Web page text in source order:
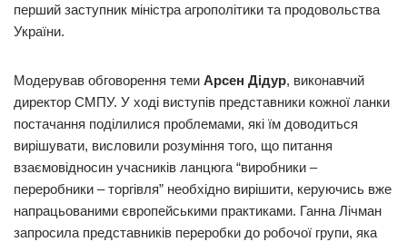
перший заступник міністра агрополітики та продовольства
України.
Модерував обговорення теми Арсен Дідур, виконавчий
директор СМПУ. У ході виступів представники кожної ланки
постачання поділилися проблемами, які їм доводиться
вирішувати, висловили розуміння того, що питання
взаємовідносин учасників ланцюга “виробники –
переробники – торгівля” необхідно вирішити, керуючись вже
напрацьованими європейськими практиками. Ганна Лічман
запросила представників переробки до робочої групи, яка